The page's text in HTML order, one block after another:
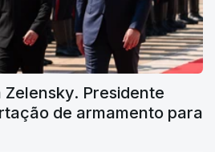
Presidente
de armamento para